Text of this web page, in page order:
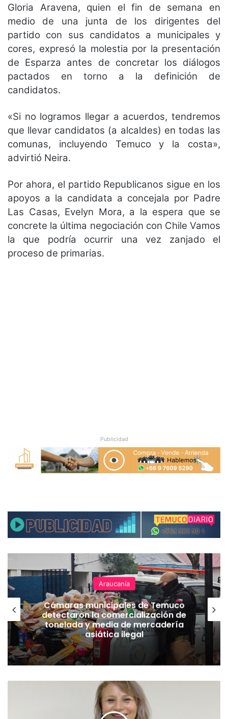
Gloria Aravena, quien el fin de semana en
medio de una junta de los dirigentes del
partido con sus candidatos a municipales y
cores, expresó la molestia por la presentación
de Esparza antes de concretar los diálogos
pactados en torno a la definición de
candidatos.
«Si no logramos llegar a acuerdos, tendremos
que llevar candidatos (a alcaldes) en todas las
comunas, incluyendo Temuco y la costa»,
advirtió Neira.
Por ahora, el partido Republicanos sigue en los
apoyos a la candidata a concejala por Padre
Las Casas, Evelyn Mora, a la espera que se
concrete la última negociación con Chile Vamos
la que podría ocurrir una vez zanjado el
proceso de primarias.
Publicidad
Araucanía
Cámaras municipales de Temuco
detectaron la comercialización de
tonelada y media de mercadería
asiática ilegal